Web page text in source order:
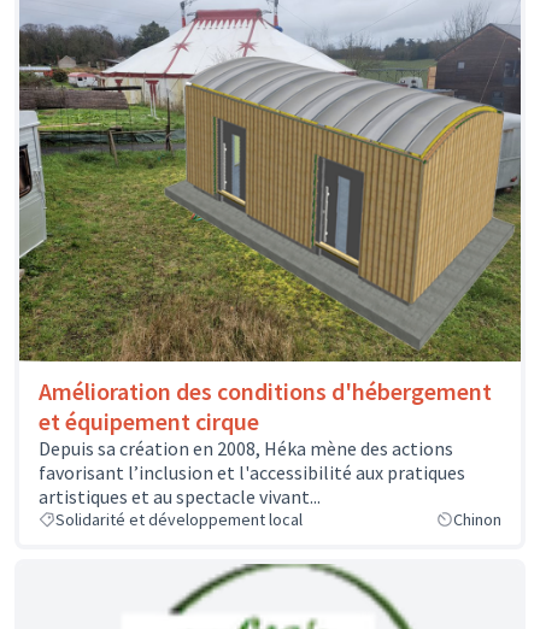
Amélioration des conditions d'hébergement
et équipement cirque
Depuis sa création en 2008, Héka mène des actions
favorisant l’inclusion et l'accessibilité aux pratiques
artistiques et au spectacle vivant...
Solidarité et développement local Chinon